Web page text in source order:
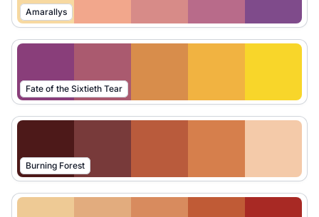
Amarallys
Fate of the Sixtieth Tear
Burning Forest